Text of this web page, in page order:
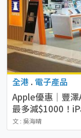
全港 . 電子產品
Apple優惠｜豐
最多減$1000！
文 : 吳海晴